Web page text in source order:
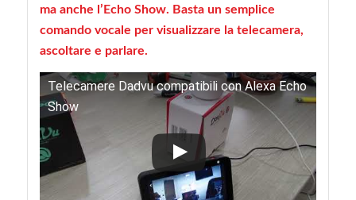
ma anche l’Echo Show. Basta un semplice
comando vocale per visualizzare la telecamera,
ascoltare e parlare.
Telecamere Dadvu compatibili con Alexa Echo
Show